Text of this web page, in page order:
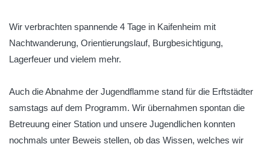
Wir verbrachten spannende 4 Tage in Kaifenheim mit
Nachtwanderung, Orientierungslauf, Burgbesichtigung,
Lagerfeuer und vielem mehr.
Auch die Abnahme der Jugendflamme stand für die Erftstädter
samstags auf dem Programm. Wir übernahmen spontan die
Betreuung einer Station und unsere Jugendlichen konnten
nochmals unter Beweis stellen, ob das Wissen, welches wir